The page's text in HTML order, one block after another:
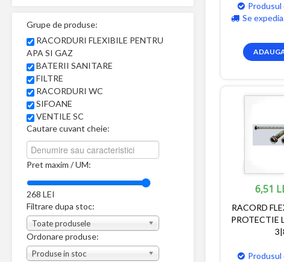
Grupe de produse:
RACORDURI FLEXIBILE PENTRU
APA SI GAZ
BATERII SANITARE
FILTRE
RACORDURI WC
SIFOANE
VENTILE SC
Cautare cuvant cheie:
Pret maxim / UM:
268 LEI
Filtrare dupa stoc:
Toate produsele
Ordonare produse:
Produse in stoc
Se
6,51
RACORD
PROTECTIE